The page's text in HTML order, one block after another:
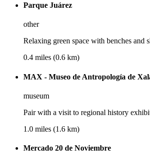
Parque Juárez
other
Relaxing green space with benches and
0.4 miles (0.6 km)
MAX - Museo de Antropología de
museum
Pair with a visit to regional history
1.0 miles (1.6 km)
Mercado 20 de Noviembre